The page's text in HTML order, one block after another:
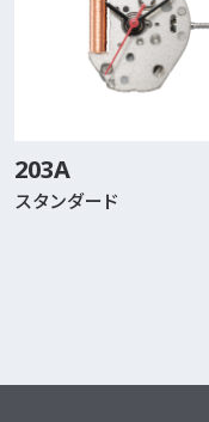
203A
スタンダード